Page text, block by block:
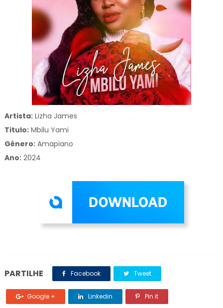
Artista:Lizha James
Titulo:Mbilu Yami
Gênero: Amapiano
Ano:2024
PARTILHE Facebook Tweet
Google + Linkedin Pin it